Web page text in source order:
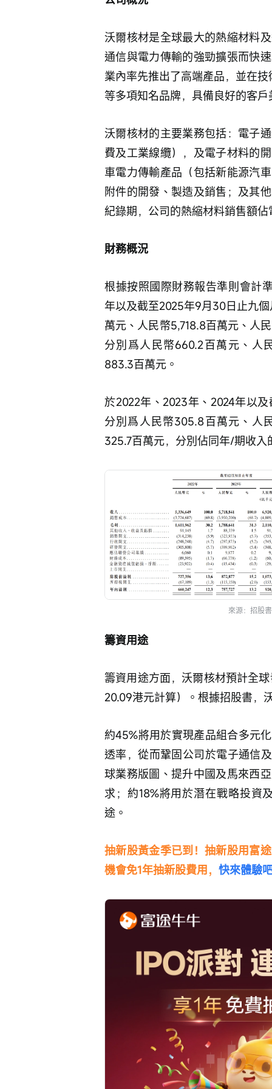
沃爾核材是全球最大的熱縮材料
通信與電力傳輸的強勁擴張而快
業內率先推出了高端產品，並在
等多項知名品牌，具備良好的客
沃爾核材的主要業務包括：電子
費及工業線纜），及電子材料的
車電力傳輸產品（包括新能源汽
附件的開發、製造及銷售；及其
紀錄期，公司的熱縮材料銷售額
財務概況
根據按照國際財務報告準則會計
年以及截至2025年9月30日止九
萬元、人民幣5,718.8百萬元、人
分別爲人民幣660.2百萬元、人
883.3百萬元。
於2022年、2023年、2024年以
分別爲人民幣305.8百萬元、人
325.7百萬元，分別佔同年/期收
來源：招股書
籌資用途
籌資用途方面，沃爾核材預計全
20.09港元計算）。根據招股書，
約45%將用於實現產品組合多元
透率，從而鞏固公司於電子通信
球業務版圖、提升中國及馬來西
求；約18%將用於潛在戰略投資
途。
抽新股黃金季已到！抽新股用富
機會免1年抽新股費用， 快來體驗